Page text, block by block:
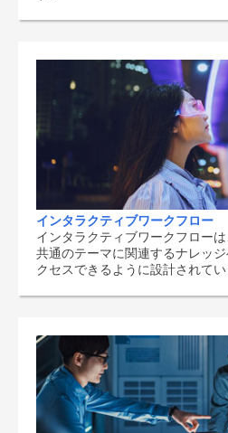
インタラクティブワークフロー
インタラクティブワークフロー
共通のテーマに関連するナレッ
クセスできるように設計されてい